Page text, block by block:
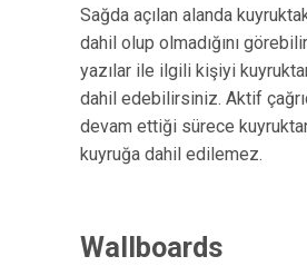
Sağda açılan alanda
dahil olup olmadığını
yazılar ile ilgili kişiyi
dahil edebilirsiniz. Aktif
devam ettiği sürece
kuyruğa dahil edilemez.
Wallboards